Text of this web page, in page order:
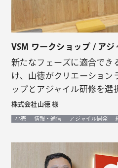
VSM ワークショップ / アジ
新たなフェーズに適合でき
け、山徳がクリエーション
ップとアジャイル研修を選
多くの効果を享受
株式会社山徳 様
小売 情報・通信 アジャイル開発